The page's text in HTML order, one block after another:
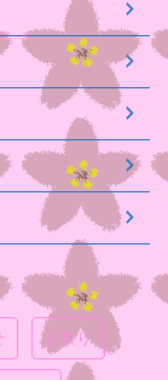
お祭り